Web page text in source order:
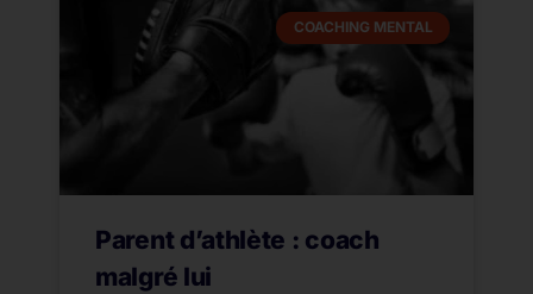
COACHING MENTAL
Parent d’athlète : coach
malgré lui